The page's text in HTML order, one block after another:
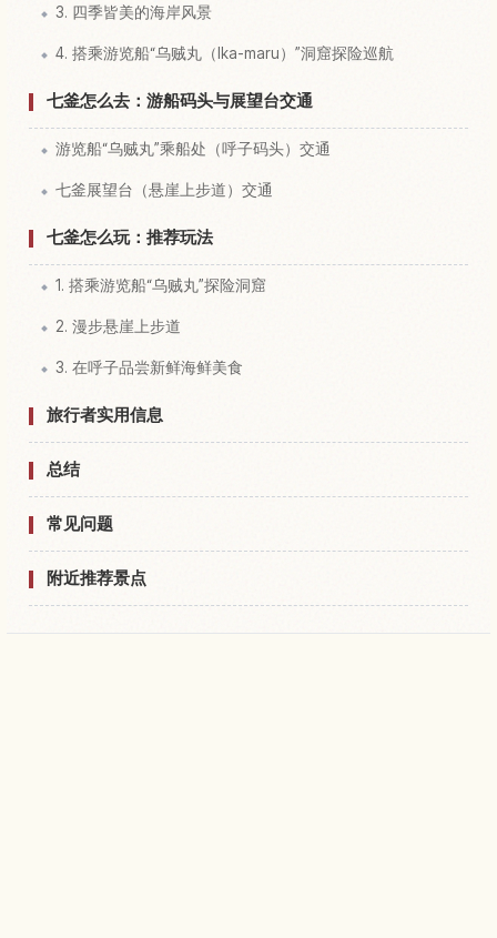
3. 四季皆美的海岸风景
4. 搭乘游览船“乌贼丸（Ika-maru）”洞窟探险巡航
七釜怎么去：游船码头与展望台交通
游览船“乌贼丸”乘船处（呼子码头）交通
七釜展望台（悬崖上步道）交通
七釜怎么玩：推荐玩法
1. 搭乘游览船“乌贼丸”探险洞窟
2. 漫步悬崖上步道
3. 在呼子品尝新鲜海鲜美食
旅行者实用信息
总结
常见问题
附近推荐景点